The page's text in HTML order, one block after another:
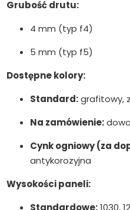
Grubość drutu:
4 mm (typ f4)
5 mm (typ f5)
Dostępne kolory:
Standard:grafitowy,
Na zamówienie:
Cynk ogniowy (za
antykorozyjna
Wysokości paneli:
Standardowe:1030,